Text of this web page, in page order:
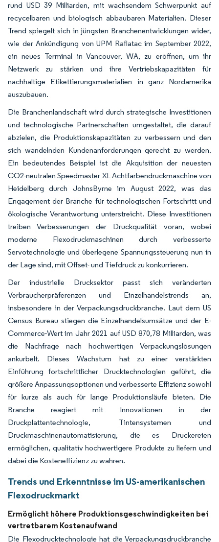
rund USD 39 Milliarden, mit wachsendem Schwerpunkt auf
recycelbaren und biologisch abbaubaren Materialien. Dieser
Trend spiegelt sich in jüngsten Branchenentwicklungen wider,
wie der Ankündigung von UPM Raflatac im September 2022,
ein neues Terminal in Vancouver, WA, zu eröffnen, um ihr
Netzwerk zu stärken und ihre Vertriebskapazitäten für
nachhaltige Etikettierungsmaterialien in ganz Nordamerika
auszubauen.
Die Branchenlandschaft wird durch strategische Investitionen
und technologische Partnerschaften umgestaltet, die darauf
abzielen, die Produktionskapazitäten zu verbessern und den
sich wandelnden Kundenanforderungen gerecht zu werden.
Ein bedeutendes Beispiel ist die Akquisition der neuesten
CO2-neutralen Speedmaster XL Achtfarbendruckmaschine von
Heidelberg durch JohnsByrne im August 2022, was das
Engagement der Branche für technologischen Fortschritt und
ökologische Verantwortung unterstreicht. Diese Investitionen
treiben Verbesserungen der Druckqualität voran, wobei
moderne Flexodruckmaschinen durch verbesserte
Servotechnologie und überlegene Spannungssteuerung nun in
der Lage sind, mit Offset- und Tiefdruck zu konkurrieren.
Der industrielle Drucksektor passt sich veränderten
Verbraucherpräferenzen und Einzelhandelstrends an,
insbesondere in der Verpackungsdruckbranche. Laut dem US
Census Bureau stiegen die Einzelhandelsumsätze und der E-
Commerce-Wert im Jahr 2021 auf USD 870,78 Milliarden, was
die Nachfrage nach hochwertigen Verpackungslösungen
ankurbelt. Dieses Wachstum hat zu einer verstärkten
Einführung fortschrittlicher Drucktechnologien geführt, die
größere Anpassungsoptionen und verbesserte Effizienz sowohl
für kurze als auch für lange Produktionsläufe bieten. Die
Branche reagiert mit Innovationen in der
Druckplattentechnologie, Tintensystemen und
Druckmaschinenautomatisierung, die es Druckereien
ermöglichen, qualitativ hochwertigere Produkte zu liefern und
dabei die Kosteneffizienz zu wahren.
Trends und Erkenntnisse im US-amerikanischen
Flexodruckmarkt
Ermöglicht höhere Produktionsgeschwindigkeiten bei
vertretbarem Kostenaufwand
Die Flexodrucktechnologie hat die Verpackungsdruckbranche